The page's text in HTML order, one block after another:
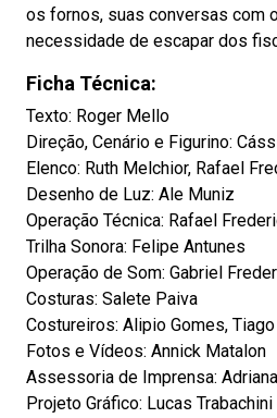
os fornos, suas conversas com
necessidade de escapar dos
Ficha Técnica:
Texto: Roger Mello
Direção, Cenário e Figurino:
Elenco: Ruth Melchior, Rafael
Desenho de Luz: Ale Muniz
Operação Técnica: Rafael
Trilha Sonora: Felipe Antunes
Operação de Som: Gabriel
Costuras: Salete Paiva
Costureiros: Alipio Gomes,
Fotos e Vídeos: Annick Matalon
Assessoria de Imprensa:
Projeto Gráfico: Lucas